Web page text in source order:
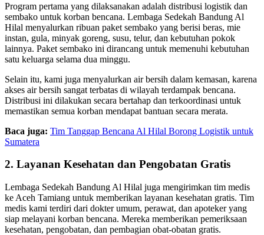
Program pertama yang dilaksanakan adalah distribusi logistik dan
sembako untuk korban bencana. Lembaga Sedekah Bandung Al
Hilal menyalurkan ribuan paket sembako yang berisi beras, mie
instan, gula, minyak goreng, susu, telur, dan kebutuhan pokok
lainnya. Paket sembako ini dirancang untuk memenuhi kebutuhan
satu keluarga selama dua minggu.
Selain itu, kami juga menyalurkan air bersih dalam kemasan, karena
akses air bersih sangat terbatas di wilayah terdampak bencana.
Distribusi ini dilakukan secara bertahap dan terkoordinasi untuk
memastikan semua korban mendapat bantuan secara merata.
Baca juga: Tim Tanggap Bencana Al Hilal Borong Logistik untuk
Sumatera
2. Layanan Kesehatan dan Pengobatan Gratis
Lembaga Sedekah Bandung Al Hilal juga mengirimkan tim medis
ke Aceh Tamiang untuk memberikan layanan kesehatan gratis. Tim
medis kami terdiri dari dokter umum, perawat, dan apoteker yang
siap melayani korban bencana. Mereka memberikan pemeriksaan
kesehatan, pengobatan, dan pembagian obat-obatan gratis.